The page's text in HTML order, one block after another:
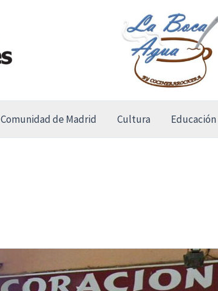
Comunidad de Madrid Cultura Educación